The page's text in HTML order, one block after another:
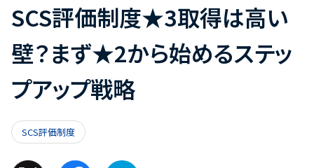
SCS評価制度★3取得は高い
壁？まず★2から始めるステッ
プアップ戦略
SCS評価制度